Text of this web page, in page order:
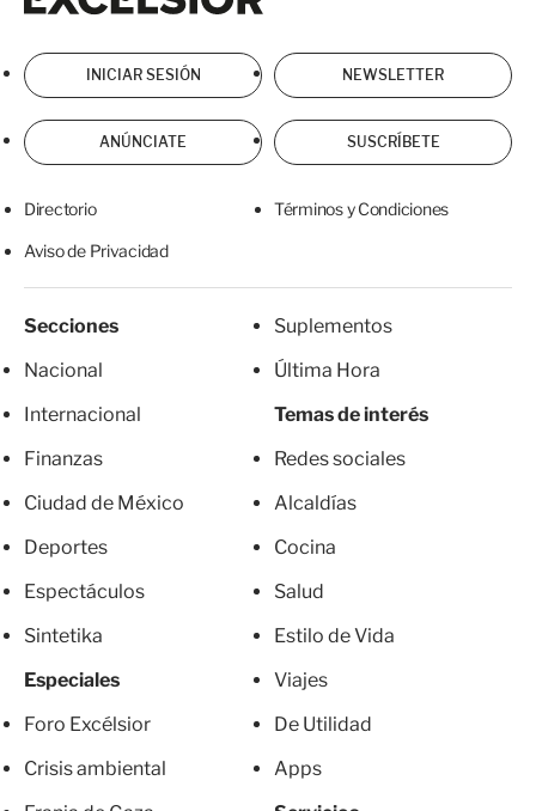
INICIAR SESIÓN NEWSLETTER
ANÚNCIATE SUSCRÍBETE
Directorio Términos y Condiciones
Aviso de Privacidad
Secciones
Nacional
Internacional
Finanzas
Ciudad de México
Deportes
Espectáculos
Sintetika
Especiales
Foro Excélsior
Crisis ambiental
Suplementos
Última Hora
Temas de interés
Redes sociales
Alcaldías
Cocina
Salud
Estilo de Vida
Viajes
De Utilidad
Apps